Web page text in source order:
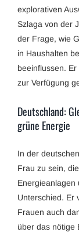
explorativen
Szlaga von der
der Frage, wie
in Haushalten
beeinflussen.
zur Verfügung
Deutschland:
grüne Energie
In der
Frau zu sein,
Energieanlagen
Unterschied. Er
Frauen auch
über das nötige